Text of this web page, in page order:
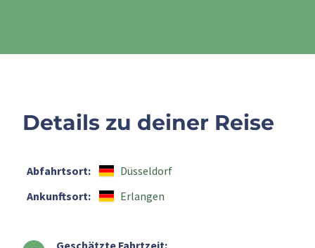
Details zu deiner Reise
Abfahrtsort:
Düsseldorf
Ankunftsort:
Erlangen